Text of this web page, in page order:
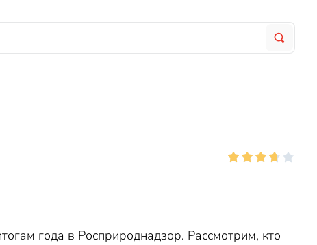
года в Росприроднадзор. Рассмотрим, кто